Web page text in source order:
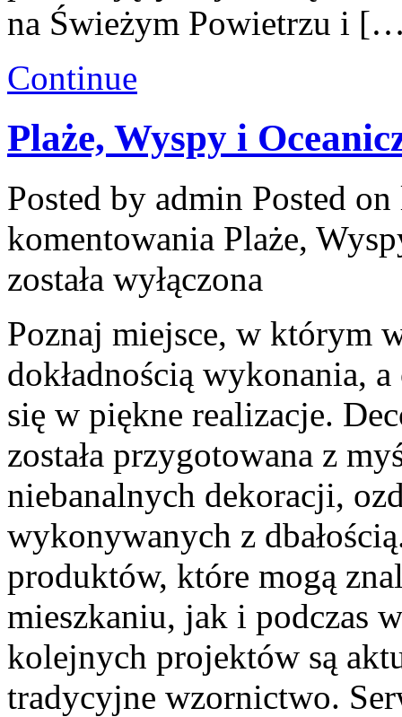
na Świeżym Powietrzu i
Continue
Plaże, Wyspy i
Posted by admin Posted
komentowania Plaże,
została wyłączona
Poznaj miejsce, w którym
dokładnością wykonania,
się w piękne realizacje.
została przygotowana z
niebanalnych dekoracji,
wykonywanych z
produktów, które mogą
mieszkaniu, jak i podczas
kolejnych projektów są
tradycyjne wzornictwo.